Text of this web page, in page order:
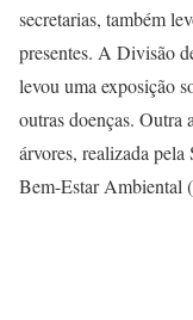
secretarias, também
presentes. A Divisão
levou uma exposição
outras doenças. Outra
árvores, realizada
Bem-Estar Ambiental